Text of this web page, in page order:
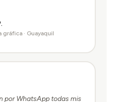
gráfica · Guayaquil
por WhatsApp todas mis